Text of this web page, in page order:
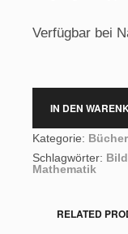
Verfügbar bei
IN DEN
Kategorie: Bücher
Schlagwörter:
Mathematik
RELATED